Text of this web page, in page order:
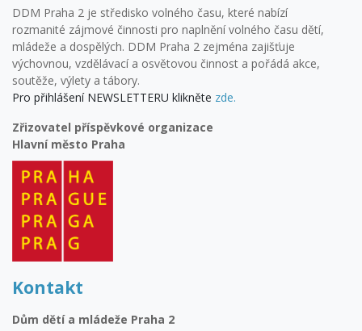
DDM Praha 2 je středisko volného času, které nabízí
rozmanité zájmové činnosti pro naplnění volného času dětí,
mládeže a dospělých. DDM Praha 2 zejména zajišťuje
výchovnou, vzdělávací a osvětovou činnost a pořádá akce,
soutěže, výlety a tábory.
Pro přihlášení NEWSLETTERU klikněte zde.
Zřizovatel příspěvkové organizace
Hlavní město Praha
Kontakt
Dům dětí a mládeže Praha 2